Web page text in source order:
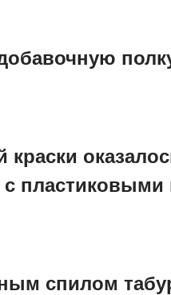
пластиковыми
спилом